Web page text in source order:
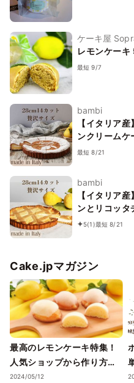
ケーキ屋
レモンケーキ
最短 9/7
bambi
【イタリア
ンクリームケ
み
最短 8/21
bambi
【イタリア
ンとリコッ
㎝ カット済み
5(1)最短 8/21
Cake.jpマガジン
最高のレモンケーキ特集！
人気ショップから作り方ま
で
2024/05/12